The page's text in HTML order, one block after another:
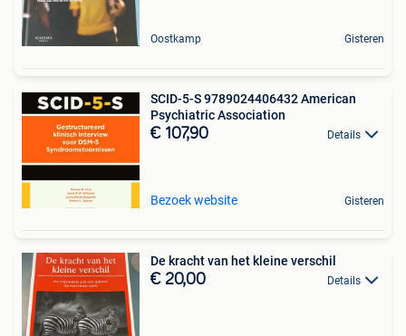
Oostkamp Gisteren
SCID-5-S 9789024406432 American
Psychiatric Association
€ 107,90 Details
Bezoek website Gisteren
De kracht van het kleine verschil
€ 20,00 Details